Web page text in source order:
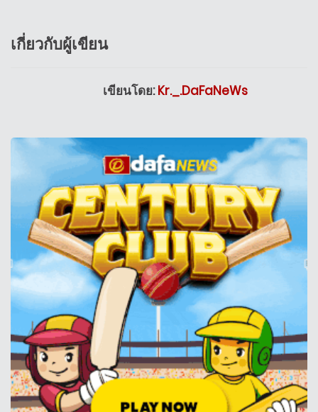
เกี่ยวกับผู้เขียน
เขียนโดย:Kr._.DaFaNeWs